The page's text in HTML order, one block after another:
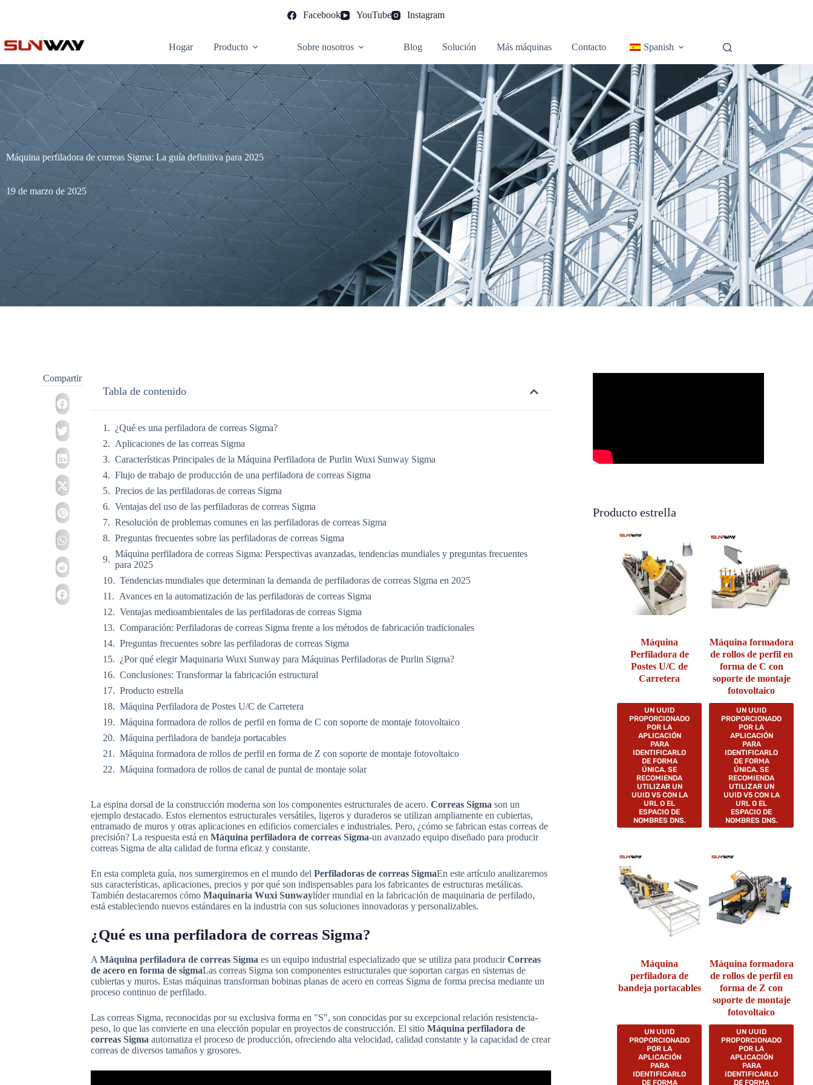
Facebook YouTube Instagram
Hogar Producto Sobre nosotros Blog Solución Más máquinas Contacto Spanish
Máquina perfiladora de correas Sigma: La guía definitiva para 2025
19 de marzo de 2025
Compartir
Tabla de contenido
¿Qué es una perfiladora de correas Sigma?
Aplicaciones de las correas Sigma
Características Principales de la Máquina Perfiladora de Purlin Wuxi Sunway Sigma
Flujo de trabajo de producción de una perfiladora de correas Sigma
Precios de las perfiladoras de correas Sigma
Ventajas del uso de las perfiladoras de correas Sigma
Resolución de problemas comunes en las perfiladoras de correas Sigma
Preguntas frecuentes sobre las perfiladoras de correas Sigma
Máquina perfiladora de correas Sigma: Perspectivas avanzadas, tendencias mundiales y preguntas frecuentes
para 2025
Tendencias mundiales que determinan la demanda de perfiladoras de correas Sigma en 2025
Avances en la automatización de las perfiladoras de correas Sigma
Ventajas medioambientales de las perfiladoras de correas Sigma
Comparación: Perfiladoras de correas Sigma frente a los métodos de fabricación tradicionales
Preguntas frecuentes sobre las perfiladoras de correas Sigma
¿Por qué elegir Maquinaria Wuxi Sunway para Máquinas Perfiladoras de Purlin Sigma?
Conclusiones: Transformar la fabricación estructural
Producto estrella
Máquina Perfiladora de Postes U/C de Carretera
Máquina formadora de rollos de perfil en forma de C con soporte de montaje fotovoltaico
Máquina perfiladora de bandeja portacables
Máquina formadora de rollos de perfil en forma de Z con soporte de montaje fotovoltaico
Máquina formadora de rollos de canal de puntal de montaje solar
La espina dorsal de la construcción moderna son los componentes estructurales de acero. Correas Sigma son un
ejemplo destacado. Estos elementos estructurales versátiles, ligeros y duraderos se utilizan ampliamente en cubiertas,
entramado de muros y otras aplicaciones en edificios comerciales e industriales. Pero, ¿cómo se fabrican estas correas de
precisión? La respuesta está en Máquina perfiladora de correas Sigma-un avanzado equipo diseñado para producir
correas Sigma de alta calidad de forma eficaz y constante.
En esta completa guía, nos sumergiremos en el mundo del Perfiladoras de correas SigmaEn este artículo analizaremos
sus características, aplicaciones, precios y por qué son indispensables para los fabricantes de estructuras metálicas.
También destacaremos cómo Maquinaria Wuxi Sunwaylíder mundial en la fabricación de maquinaria de perfilado,
está estableciendo nuevos estándares en la industria con sus soluciones innovadoras y personalizables.
¿Qué es una perfiladora de correas Sigma?
A Máquina perfiladora de correas Sigma es un equipo industrial especializado que se utiliza para producirCorreas
de acero en forma de sigmaLas correas Sigma son componentes estructurales que soportan cargas en sistemas de
cubiertas y muros. Estas máquinas transforman bobinas planas de acero en correas Sigma de forma precisa mediante un
proceso continuo de perfilado.
Las correas Sigma, reconocidas por su exclusiva forma en "S", son conocidas por su excepcional relación resistencia-
peso, lo que las convierte en una elección popular en proyectos de construcción. El sitio Máquina perfiladora de
correas Sigma automatiza el proceso de producción, ofreciendo alta velocidad, calidad constante y la capacidad de crear
correas de diversos tamaños y grosores.
Producto estrella
Máquina
Perfiladora de
Postes U/C de
Carretera
UN UUID
PROPORCIONADO
POR LA
APLICACIÓN
PARA
IDENTIFICARLO
DE FORMA
ÚNICA. SE
RECOMIENDA
UTILIZAR UN
UUID V5 CON LA
URL O EL
ESPACIO DE
NOMBRES DNS.
Máquina formadora
de rollos de perfil en
forma de C con
soporte de montaje
fotovoltaico
UN UUID
PROPORCIONADO
POR LA
APLICACIÓN
PARA
IDENTIFICARLO
DE FORMA
ÚNICA. SE
RECOMIENDA
UTILIZAR UN
UUID V5 CON LA
URL O EL
ESPACIO DE
NOMBRES DNS.
Máquina
perfiladora de
bandeja portacables
UN UUID
PROPORCIONADO
POR LA
APLICACIÓN
PARA
IDENTIFICARLO
DE FORMA
Máquina formadora
de rollos de perfil en
forma de Z con
soporte de montaje
fotovoltaico
UN UUID
PROPORCIONADO
POR LA
APLICACIÓN
PARA
IDENTIFICARLO
DE FORMA